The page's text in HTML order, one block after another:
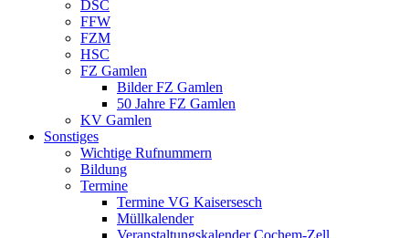
DSC
FFW
FZM
HSC
FZ Gamlen
Bilder FZ Gamlen
50 Jahre FZ Gamlen
KV Gamlen
Sonstiges
Wichtige Rufnummern
Bildung
Termine
Termine VG Kaisersesch
Müllkalender